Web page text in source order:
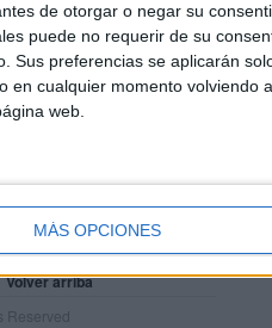
de otorgar o negar su
puede no requerir de su
Sus preferencias se aplicarán
en cualquier momento volviendo
web.
MÁS OPCIONES
Volver arriba
Reserved